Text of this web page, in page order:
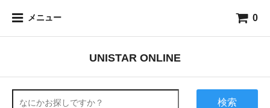
メニュー 0
UNISTAR ONLINE
検索